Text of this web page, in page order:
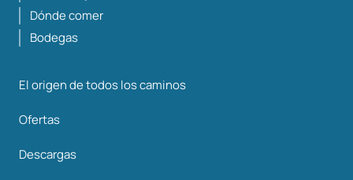
Dónde comer
Bodegas
El origen de todos los caminos
Ofertas
Descargas